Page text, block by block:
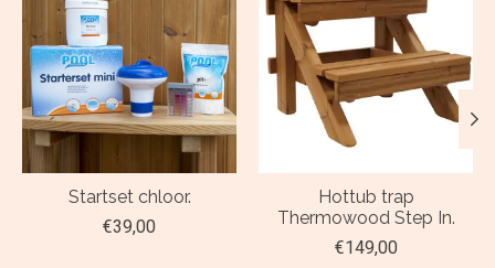
Startset chloor.
€39,00
Hottub trap
Thermowood Step In.
€149,00